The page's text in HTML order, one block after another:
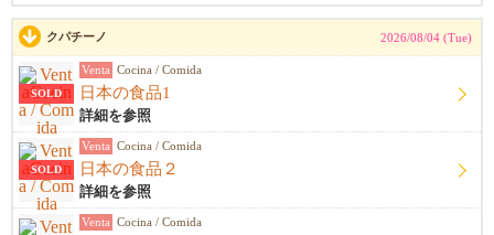
クパチーノ 2026/08/04 (Tue)
SOLD
Venta Cocina / Comida
日本の食品1
詳細を参照
SOLD
Venta Cocina / Comida
日本の食品２
詳細を参照
Venta Cocina / Comida